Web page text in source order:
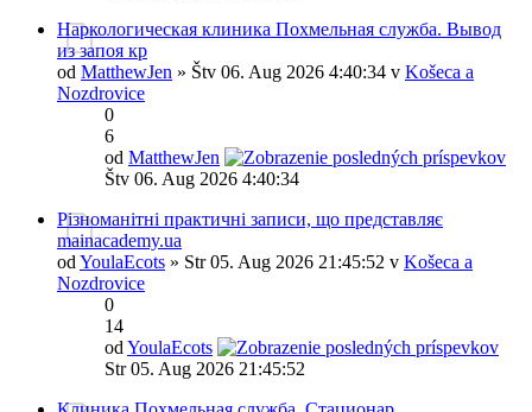
Наркологическая клиника Похмельная служба. Вывод
из запоя кр
od MatthewJen » Štv 06. Aug 2026 4:40:34 v Košeca a
Nozdrovice
0
6
od MatthewJen
Štv 06. Aug 2026 4:40:34
Різноманітні практичні записи, що представляє
mainacademy.ua
od YoulaEcots » Str 05. Aug 2026 21:45:52 v Košeca a
Nozdrovice
0
14
od YoulaEcots
Str 05. Aug 2026 21:45:52